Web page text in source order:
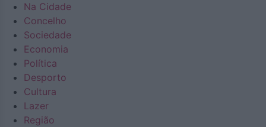
Na Cidade
Concelho
Sociedade
Economia
Política
Desporto
Cultura
Lazer
Região